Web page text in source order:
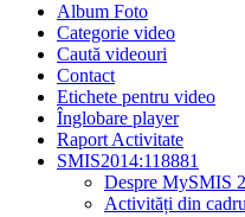
Album Foto
Categorie video
Caută videouri
Contact
Etichete pentru video
Înglobare player
Raport Activitate
SMIS2014:118881
Despre MySMIS
Activități din